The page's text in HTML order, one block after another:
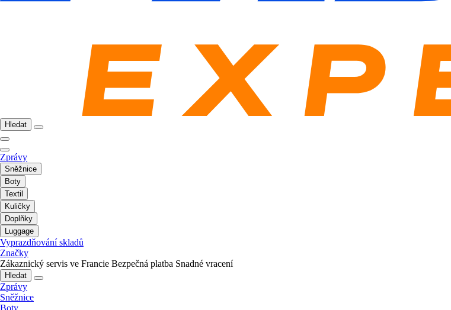
Hledat
Zprávy
Sněžnice
Boty
Textil
Kuličky
Doplňky
Luggage
Vyprazdňování skladů
Značky
Zákaznický servis ve Francie Bezpečná platba Snadné vracení
Hledat
Zprávy
Sněžnice
Boty